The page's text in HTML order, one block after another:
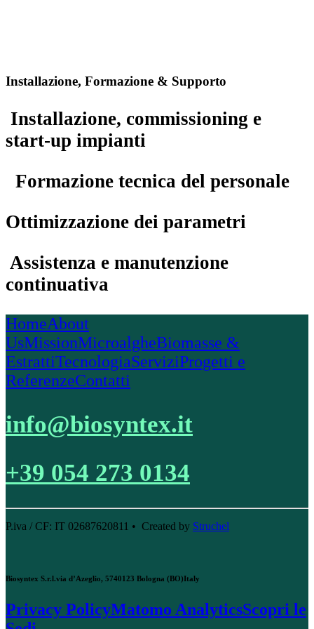
Installazione, Formazione & Supporto
Installazione, commissioning e
start-up impianti
Formazione tecnica del personale
Ottimizzazione dei parametri
Assistenza e manutenzione
continuativa
HomeAbout
UsMissionMicroalgheBiomasse &
EstrattiTecnologiaServiziProgetti e
ReferenzeContatti
info@biosyntex.it
+39 054 273 0134
P.iva / CF: IT 02687620811 • Created by Struchel
Biosyntex S.r.l.via d’Azeglio, 5740123 Bologna (BO)Italy
Privacy PolicyMatomo AnalyticsScopri le